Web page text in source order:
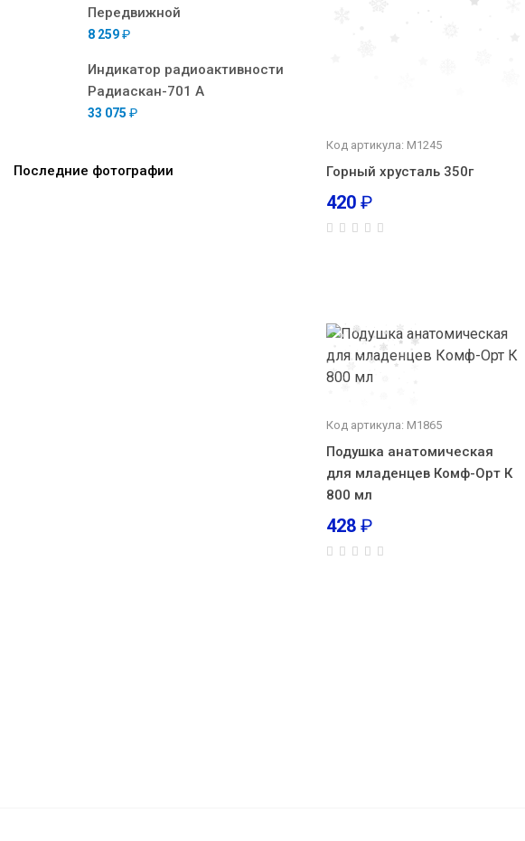
Передвижной
8 259₽
Индикатор радиоактивности
Радиаскан-701 А
33 075 ₽
Последние фотографии
Код артикула: М1245
Горный хрусталь 350г
420 ₽
Код артикула: М1865
Подушка анатомическая
для младенцев Комф-Орт К
800 мл
428 ₽